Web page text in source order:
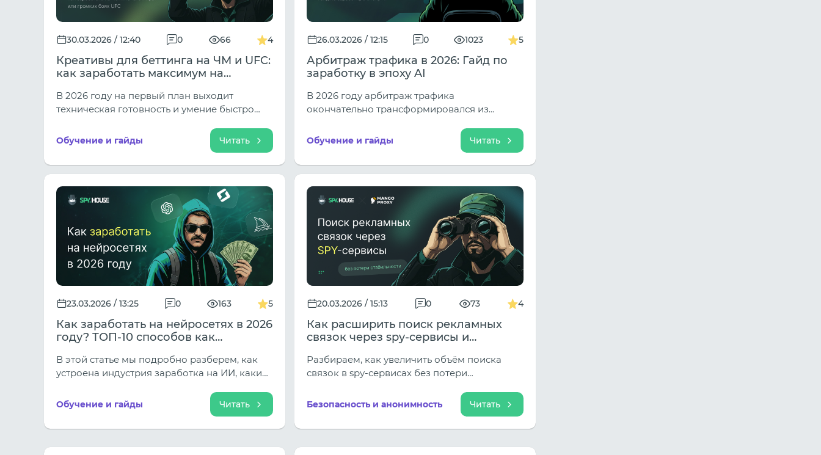
30.03.2026 / 12:40 0 66 4
Креативы для беттинга на ЧМ и UFC:
как заработать максимум на
В 2026 году на первый план выходит
техническая готовность и умение быстро
под происходящее на поле или в октагоне в
режиме реального времени.
Обучение и гайды Читать
26.03.2026 / 12:15 0 1023 5
Арбитраж трафика в 2026: Гайд по
заработку в эпоху AI
В 2026 году арбитраж трафика
окончательно трансформировался из
математического превосходства. Если в
начале десятилетия баер мог выехать на
интуиции, то сегодня успех на 80% зависит
от качества вашего программного
обеспечения, чистоты передаваемых
данных и умения управлять нейросетевыми
моделями.
Обучение и гайды Читать
23.03.2026 / 13:25 0 163 5
Как заработать на нейросетях в 2026
году? ТОП-10 способов как
В этой статье мы подробно разберем, как
устроена индустрия заработка на ИИ, какие
новичку войти в этот рынок, когда порог
входа кажется обманчиво низким, а
конкуренция — колоссальной.
Обучение и гайды Читать
20.03.2026 / 15:13 0 73 4
Как расширить поиск рекламных
связок через spy-сервисы и
Разбираем, как увеличить объём поиска
связок в spy-сервисах без потери
практические подходы.
Безопасность и анонимность Читать